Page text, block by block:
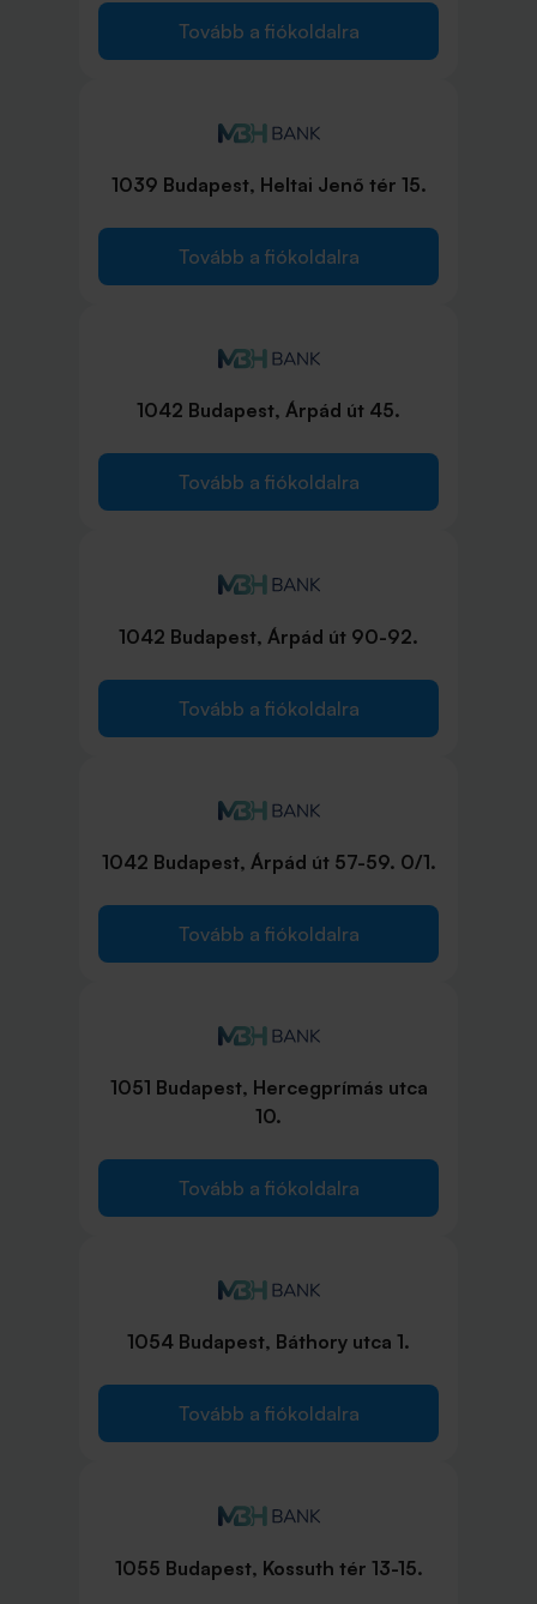
Tovább a fiókoldalra
1039 Budapest, Heltai Jenő tér 15.
Tovább a fiókoldalra
1042 Budapest, Árpád út 45.
Tovább a fiókoldalra
1042 Budapest, Árpád út 90-92.
Tovább a fiókoldalra
1042 Budapest, Árpád út 57-59. 0/1.
Tovább a fiókoldalra
1051 Budapest, Hercegprímás utca
10.
Tovább a fiókoldalra
1054 Budapest, Báthory utca 1.
Tovább a fiókoldalra
1055 Budapest, Kossuth tér 13-15.